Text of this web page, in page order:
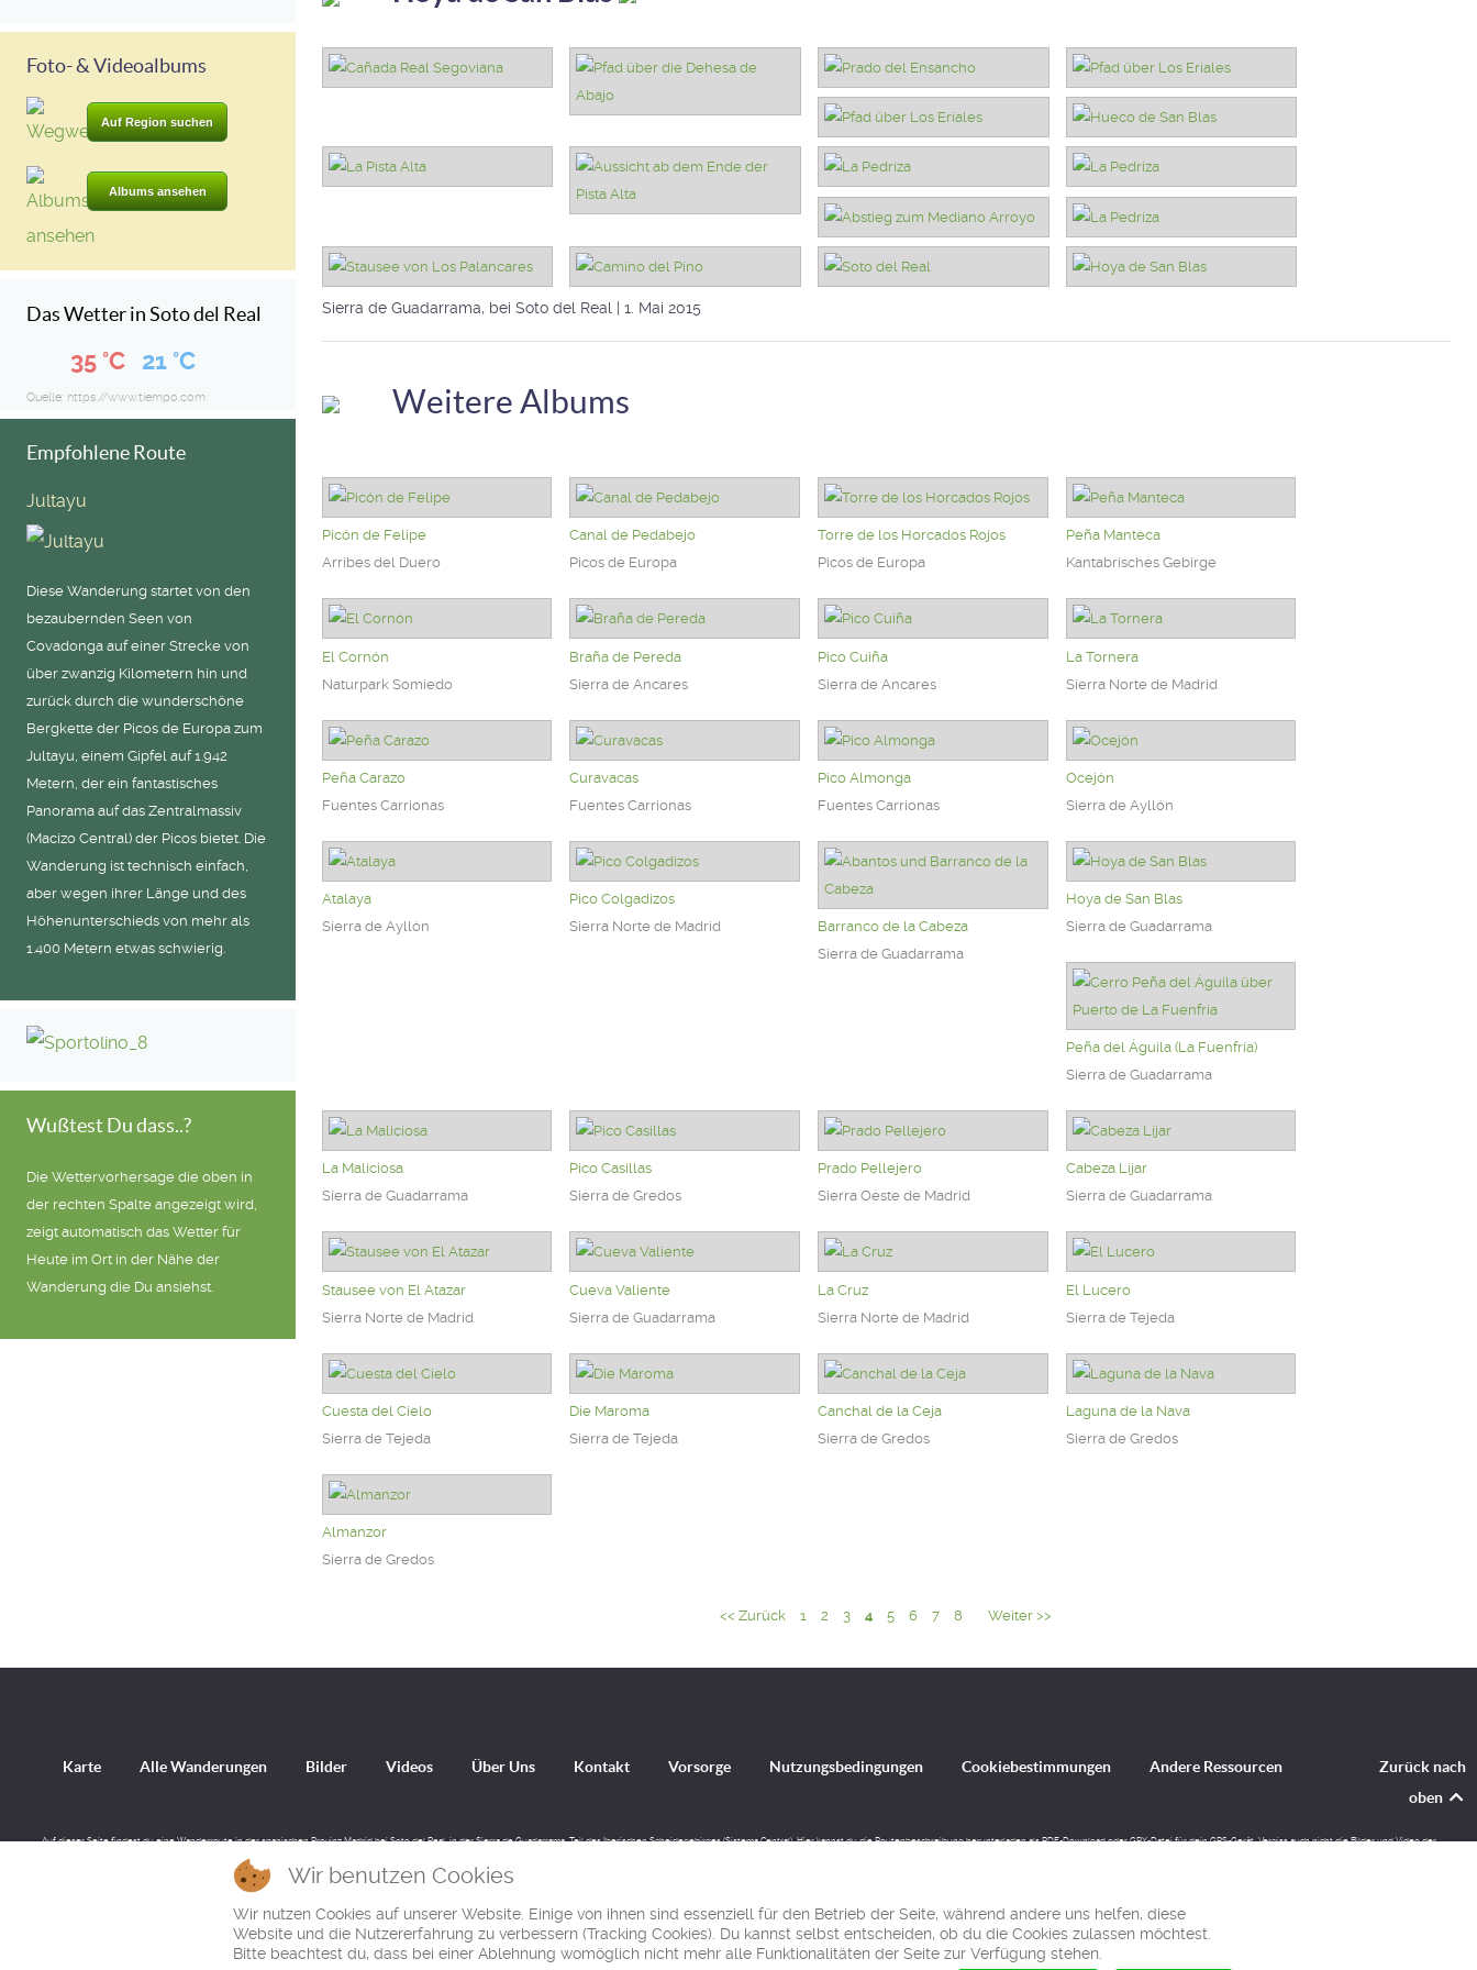
Foto- & Videoalbums
Auf Region suchen
Albums ansehen
Das Wetter in Soto del Real
35 °C 21 °C
Quelle: https://www.tiempo.com
Empfohlene Route
Jultayu
Diese Wanderung startet von den
bezaubernden Seen von
Covadonga auf einer Strecke von
über zwanzig Kilometern hin und
zurück durch die wunderschöne
Bergkette der Picos de Europa zum
Jultayu, einem Gipfel auf 1.942
Metern, der ein fantastisches
Panorama auf das Zentralmassiv
(Macizo Central) der Picos bietet. Die
Wanderung ist technisch einfach,
aber wegen ihrer Länge und des
Höhenunterschieds von mehr als
1.400 Metern etwas schwierig.
Wußtest Du dass..?
Die Wettervorhersage die oben in
der rechten Spalte angezeigt wird,
zeigt automatisch das Wetter für
Heute im Ort in der Nähe der
Wanderung die Du ansiehst.
Sierra de Guadarrama, bei Soto del Real | 1. Mai 2015
Weitere Albums
Picón de Felipe
Arribes del Duero
Canal de Pedabejo
Picos de Europa
Torre de los Horcados Rojos
Picos de Europa
Peña Manteca
Kantabrisches Gebirge
El Cornón
Naturpark Somiedo
Braña de Pereda
Sierra de Ancares
Pico Cuiña
Sierra de Ancares
La Tornera
Sierra Norte de Madrid
Peña Carazo
Fuentes Carrionas
Curavacas
Fuentes Carrionas
Pico Almonga
Fuentes Carrionas
Ocejón
Sierra de Ayllón
Atalaya
Sierra de Ayllón
Pico Colgadizos
Sierra Norte de Madrid
Barranco de la Cabeza
Sierra de Guadarrama
Hoya de San Blas
Sierra de Guadarrama
Peña del Águila (La Fuenfría)
Sierra de Guadarrama
La Maliciosa
Sierra de Guadarrama
Pico Casillas
Sierra de Gredos
Prado Pellejero
Sierra Oeste de Madrid
Cabeza Líjar
Sierra de Guadarrama
Stausee von El Atazar
Sierra Norte de Madrid
Cueva Valiente
Sierra de Guadarrama
La Cruz
Sierra Norte de Madrid
El Lucero
Sierra de Tejeda
Cuesta del Cielo
Sierra de Tejeda
Die Maroma
Sierra de Tejeda
Canchal de la Ceja
Sierra de Gredos
Laguna de la Nava
Sierra de Gredos
Almanzor
Sierra de Gredos
<< Zurück 1 2 3 4 5 6 7 8 Weiter >>
Karte Alle Wanderungen Bilder Videos Über Uns Kontakt Vorsorge Nutzungsbedingungen Cookiebestimmungen Andere Ressourcen
Zurück nach
oben
Auf dieser Seite findest du eine Wanderroute in der spanischen Provinz Madrid bei Soto del Real, in der Sierra de Guadarrama, Teil des Iberischen Scheidegebirges (Sistema Central). Hier kannst du die Routenbeschreibung herunterladen als PDF-Download oder GPX-Datei für dein GPS-Gerät. Vergiss auch nicht die Bilder und Video der
© Ibereffect S.L. 2011 - 2026
Alle Rechte vorbehalten.
Wir benutzen Cookies
Wir nutzen Cookies auf unserer Website. Einige von ihnen sind essenziell für den Betrieb der Seite, während andere uns helfen, diese
Website und die Nutzererfahrung zu verbessern (Tracking Cookies). Du kannst selbst entscheiden, ob du die Cookies zulassen möchtest.
Bitte beachtest du, dass bei einer Ablehnung womöglich nicht mehr alle Funktionalitäten der Seite zur Verfügung stehen.